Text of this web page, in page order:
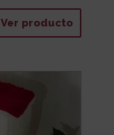
Ver producto